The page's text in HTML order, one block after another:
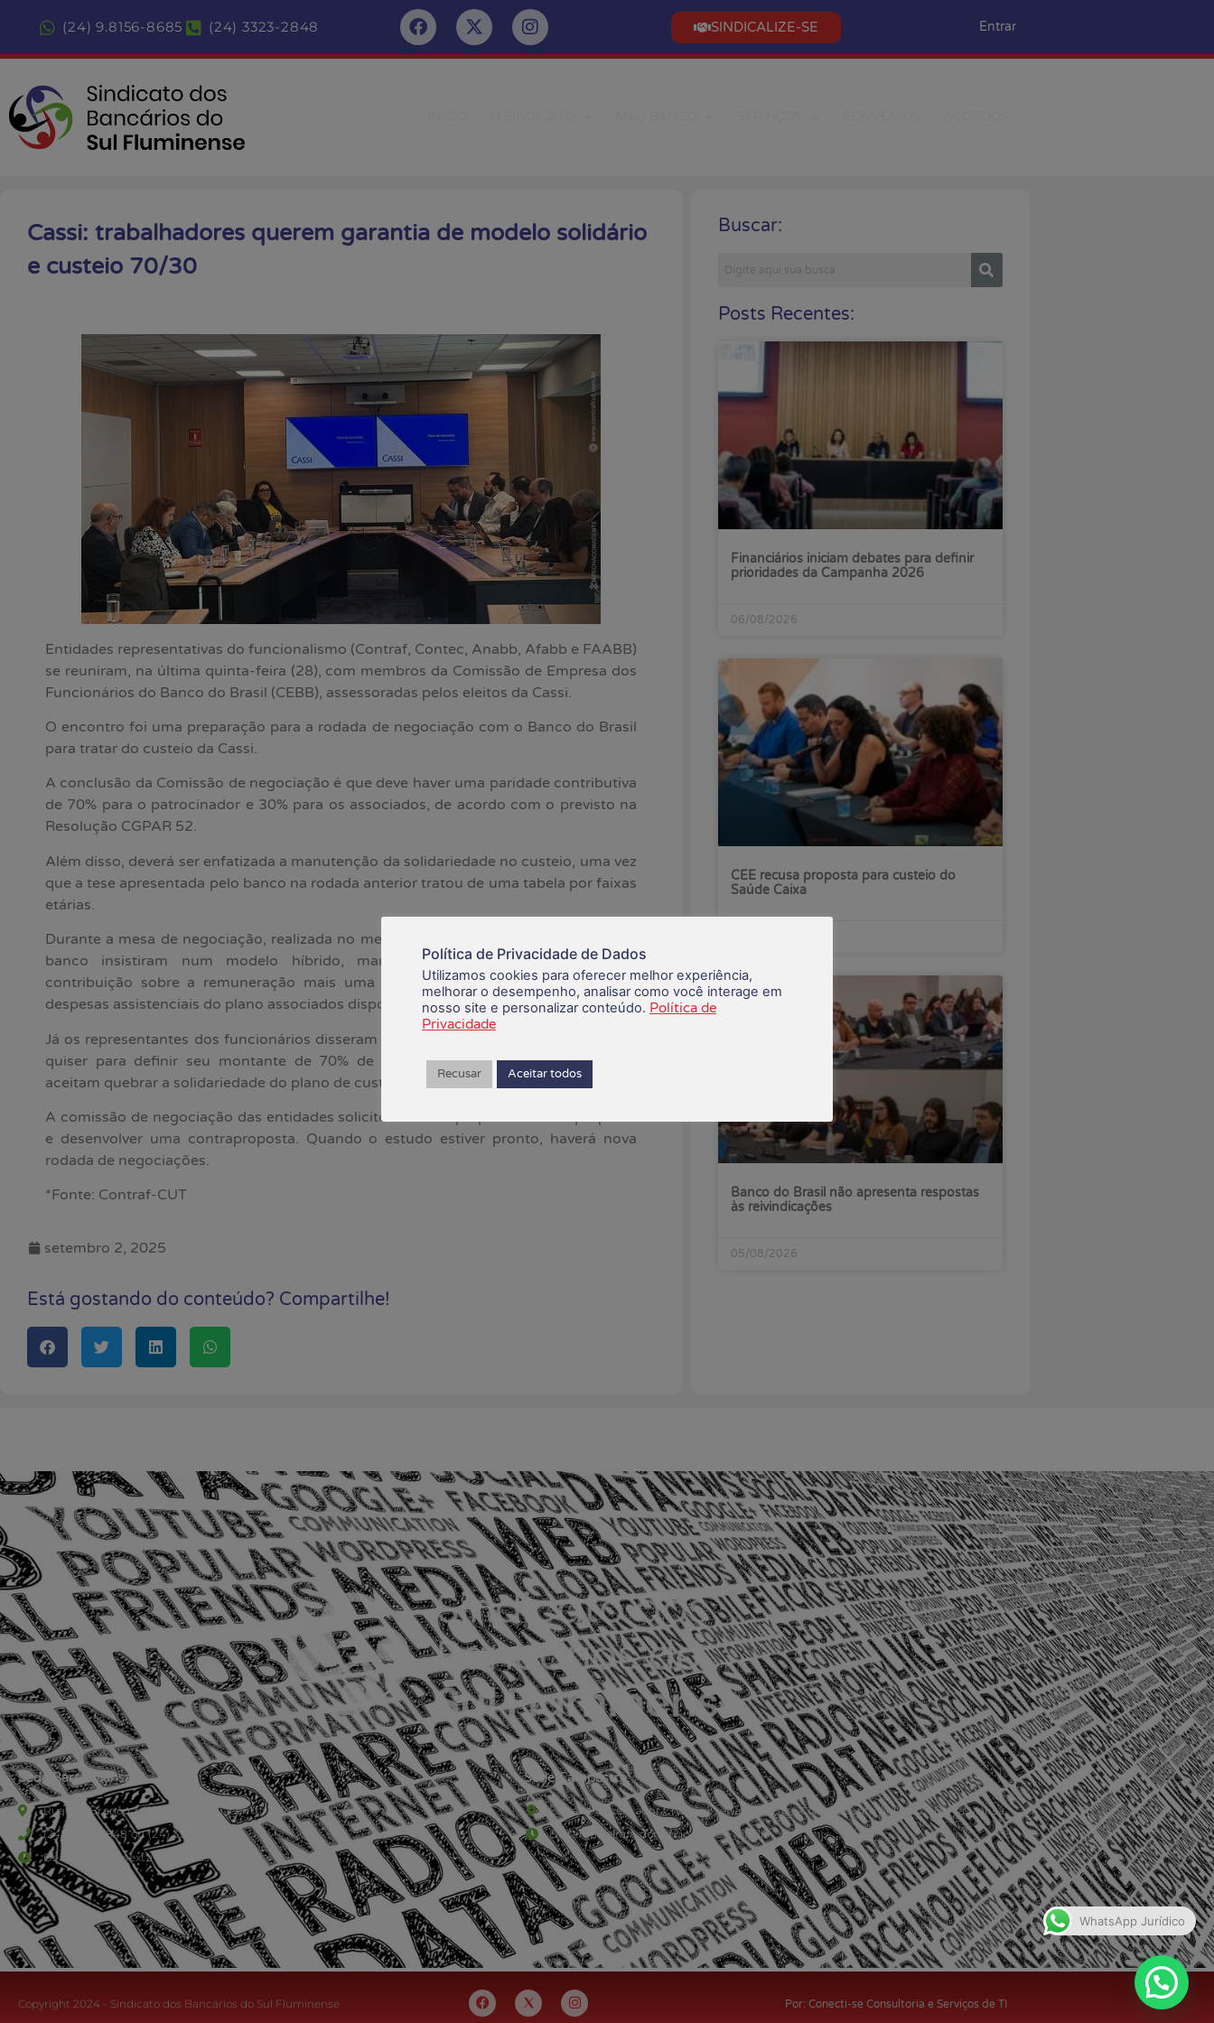
(24) 9.8156-8685 (24) 3323-2848 SINDICALIZE-SE Entrar
Cassi: trabalhadores querem garantia de modelo solidário
e custeio 70/30
Entidades representativas do funcionalismo (Contraf, Contec, Anabb, Afabb e FAABB)
se reuniram, na última quinta-feira (28), com membros da Comissão de Empresa dos
Funcionários do Banco do Brasil (CEBB), assessoradas pelos eleitos da Cassi.
O encontro foi uma preparação para a rodada de negociação com o Banco do Brasil
para tratar do custeio da Cassi.
A conclusão da Comissão de negociação é que deve haver uma paridade contributiva
de 70% para o patrocinador e 30% para os associados, de acordo com o previsto na
Resolução CGPAR 52.
Além disso, deverá ser enfatizada a manutenção da solidariedade no custeio, uma vez
que a tese apresentada pelo banco na rodada anterior tratou de uma tabela por faixas
etárias.
Durante a mesa de negociação, realizada no mesmo dia à tarde, os negociadores do
banco insistiram num modelo híbrido, mantendo os atuais percentuais de
contribuição sobre a remuneração mais uma parcela vinculada a uma tabela de
despesas assistenciais do plano associados disposta por faixas etárias.
Já os representantes dos funcionários disseram que banco pode usar o formato que
quiser para definir seu montante de 70% de custeio. Porém, os associados não
aceitam quebrar a solidariedade do plano de custeio.
A comissão de negociação das entidades solicitou um tempo para avaliar a proposta
e desenvolver uma contraproposta. Quando o estudo estiver pronto, haverá nova
rodada de negociações.
*Fonte: Contraf-CUT
setembro 2, 2025
Está gostando do conteúdo? Compartilhe!
Buscar:
Posts Recentes:
Financiários iniciam debates para definir
prioridades da Campanha 2026
06/08/2026
CEE recusa proposta para custeio do
Saúde Caixa
Banco do Brasil não apresenta respostas
às reivindicações
05/08/2026
Sede Barra Mansa
Rua Rio Branco, nº107 (2º andar), Centro - Cep: 27.330-030
(24) 3323-2848 ou (24) 3323-2500
De segunda à sexta-feira , das 9h às 17h.
Sede Campestre:
Estrada Governador Chagas Freitas – 3.780 – Colônia Santo Antônio – Barra Mansa
De terça-feira a domingo, das 9h às 17h
Copyright 2024 - Sindicato dos Bancários do Sul Fluminense Por: Conecti-se Consultoria e Serviços de TI
Política de Privacidade de Dados
Utilizamos cookies para oferecer melhor experiência,
melhorar o desempenho, analisar como você interage em
nosso site e personalizar conteúdo. Política de
Privacidade
Recusar Aceitar todos
WhatsApp Jurídico